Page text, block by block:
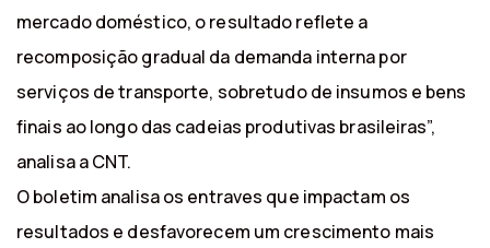
mercado doméstico, o resultado reflete a
recomposição gradual da demanda interna por
serviços de transporte, sobretudo de insumos e bens
finais ao longo das cadeias produtivas brasileiras”,
analisa a CNT.
O boletim analisa os entraves que impactam os
resultados e desfavorecem um crescimento mais